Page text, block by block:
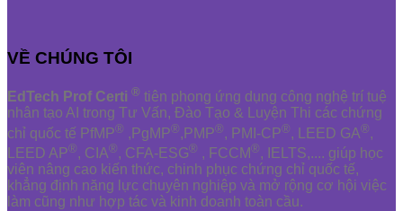
VỀ CHÚNG TÔI
EdTech Prof Certi ® tiên phong ứng dụng công nghệ trí tuệ
nhân tạo AI trong Tư Vấn, Đào Tạo & Luyện Thi các chứng
chỉ quốc tế PfMP® ,PgMP®,PMP®, PMI-CP®, LEED GA®,
LEED AP®, CIA®, CFA-ESG® , FCCM®, IELTS,.... giúp học
viên nâng cao kiến thức, chinh phục chứng chỉ quốc tế,
khẳng định năng lực chuyên nghiệp và mở rộng cơ hội việc
làm cũng như hợp tác và kinh doanh toàn cầu.